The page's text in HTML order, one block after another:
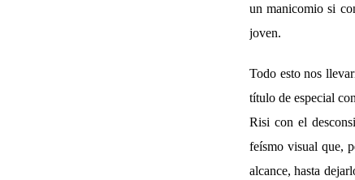
un manicomio si
joven.
Todo esto nos
título de especial
Risi con el
feísmo visual que,
alcance, hasta